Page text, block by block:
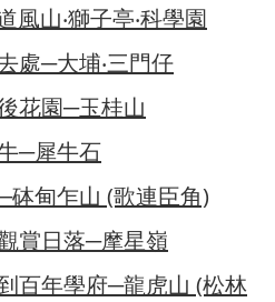
風山‧獅子亭‧科學園
處─大埔‧三門仔
花園─玉桂山
─犀牛石
砵甸乍山 (歌連臣角)
賞日落─摩星嶺
百年學府─龍虎山 (松林